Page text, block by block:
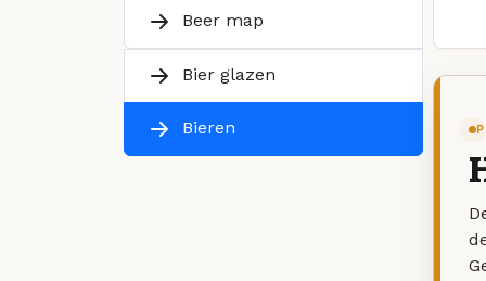
Beer map
Bier glazen
Bieren